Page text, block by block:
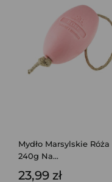
Mydło Marsylskie Róża
240g Na...
23,99 zł